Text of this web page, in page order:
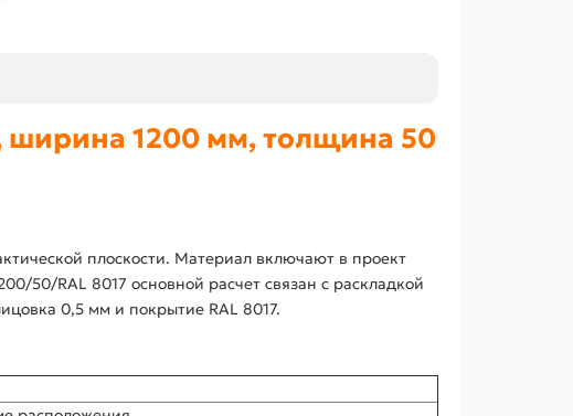
ширина 1200 мм, толщина 50
плоскости. Материал включают в проект
50/RAL 8017 основной расчет связан с раскладкой
0,5 мм и покрытие RAL 8017.